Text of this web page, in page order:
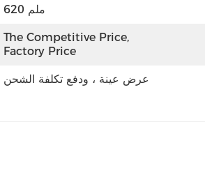
620 ملم
The Competitive Price,
Factory Price
عرض عينة ، ودفع تكلفة الشحن